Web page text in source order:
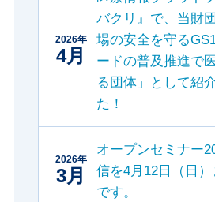
2026年
4月
バクリ』で、当財
場の安全を守る
ードの普及推進で
る団体」として紹
た！
2026年
3月
オープンセミナー
信を4月12日（日
です。